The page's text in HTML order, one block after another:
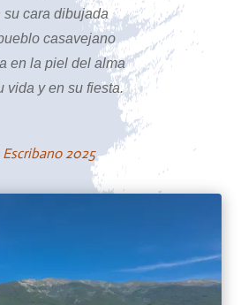
su cara dibujada
casavejano
en la piel del alma
vida y en su fiesta.
Escribano 2025